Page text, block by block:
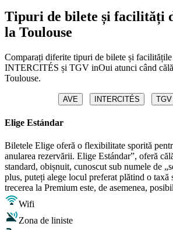
Tipuri de bilete și facilități
la Toulouse
Comparați diferite tipuri de bilete și
INTERCITÉS și TGV inOui atunci când
Toulouse.
AVE INTERCITÉS
Elige Estándar
Biletele Elige oferă o flexibilitate sporită
anularea rezervării. Elige Estándar”, oferă
standard, obișnuit, cunoscut sub numele de
plus, puteți alege locul preferat plătind o taxă
trecerea la Premium este, de asemenea,
Wifi
Zona de liniste